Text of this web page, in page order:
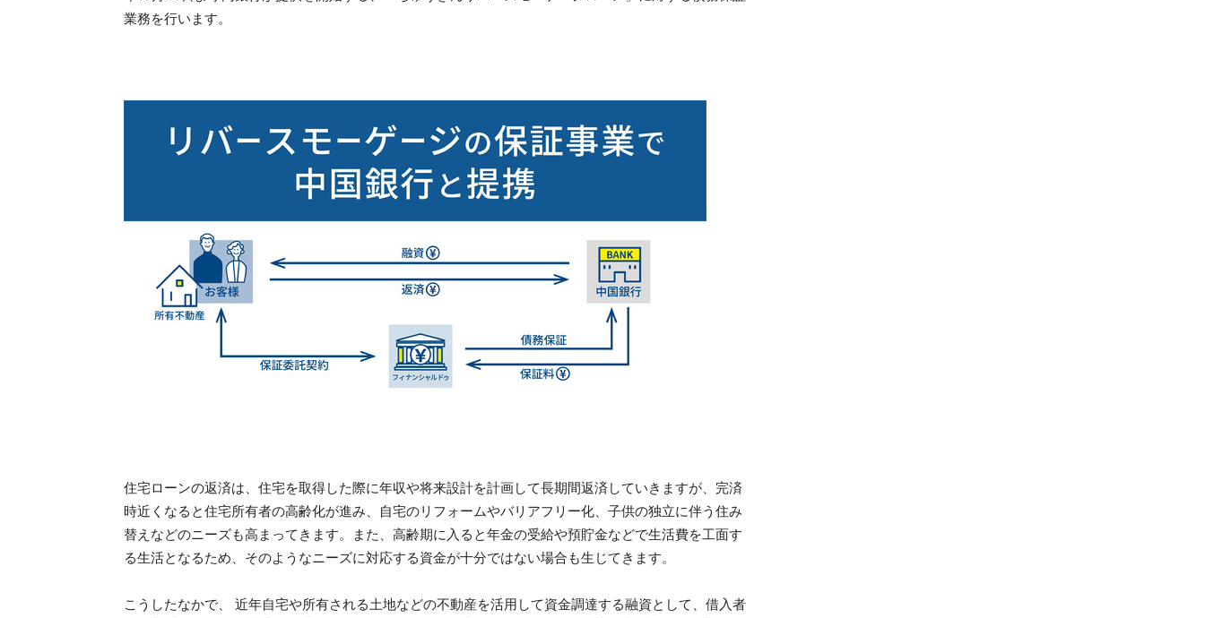
業務を行います。
住宅ローンの返済は、住宅を取得した際に年収や将来設計を計画して長期間返済していきますが、完済
時近くなると住宅所有者の高齢化が進み、自宅のリフォームやバリアフリー化、子供の独立に伴う住み
替えなどのニーズも高まってきます。また、高齢期に入ると年金の受給や預貯金などで生活費を工面す
る生活となるため、そのようなニーズに対応する資金が十分ではない場合も生じてきます。
こうしたなかで、 近年自宅や所有される土地などの不動産を活用して資金調達する融資として、借入者